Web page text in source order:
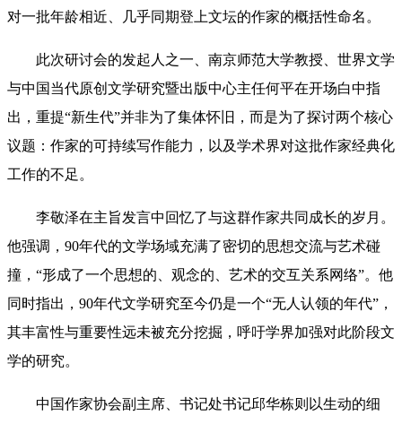
对一批年龄相近、几乎同期登上文坛的作家的概括性命名。
此次研讨会的发起人之一、南京师范大学教授、世界文学
与中国当代原创文学研究暨出版中心主任何平在开场白中指
出，重提“新生代”并非为了集体怀旧，而是为了探讨两个核心
议题：作家的可持续写作能力，以及学术界对这批作家经典化
工作的不足。
李敬泽在主旨发言中回忆了与这群作家共同成长的岁月。
他强调，90年代的文学场域充满了密切的思想交流与艺术碰
撞，“形成了一个思想的、观念的、艺术的交互关系网络”。他
同时指出，90年代文学研究至今仍是一个“无人认领的年代”，
其丰富性与重要性远未被充分挖掘，呼吁学界加强对此阶段文
学的研究。
中国作家协会副主席、书记处书记邱华栋则以生动的细